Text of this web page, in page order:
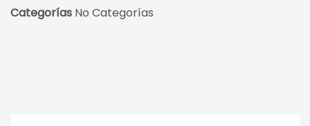
Categorías No Categorías